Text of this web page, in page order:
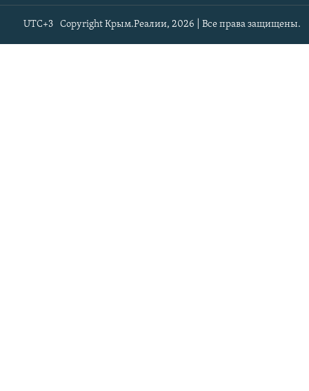
Copyright Крым.Реалии, 2026 | Все права защищены.
UTC+3